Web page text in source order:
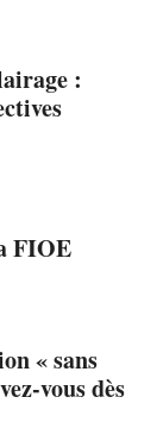
:
FIOE
« sans
vous dès